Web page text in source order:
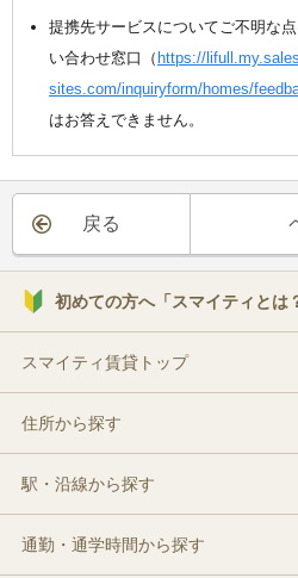
提携先サービスについてご不明な
い合わせ窓口（ https://
sites.com/inquiryform/homes/
はお答えできません。
戻る
初めての方へ「スマイティとは
スマイティ賃貸トップ
住所から探す
駅・沿線から探す
通勤・通学時間から探す